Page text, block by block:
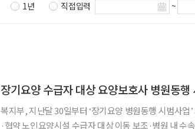
1년 직접입력 ~
장기요양 수급자 대상 요양보호사 병원동행
복지부, 지난달 30일부터 ‘장기요양 병원동행 시범사업
·협약 노인요양시설 수급자 대상 이동 보조·병원 내 수